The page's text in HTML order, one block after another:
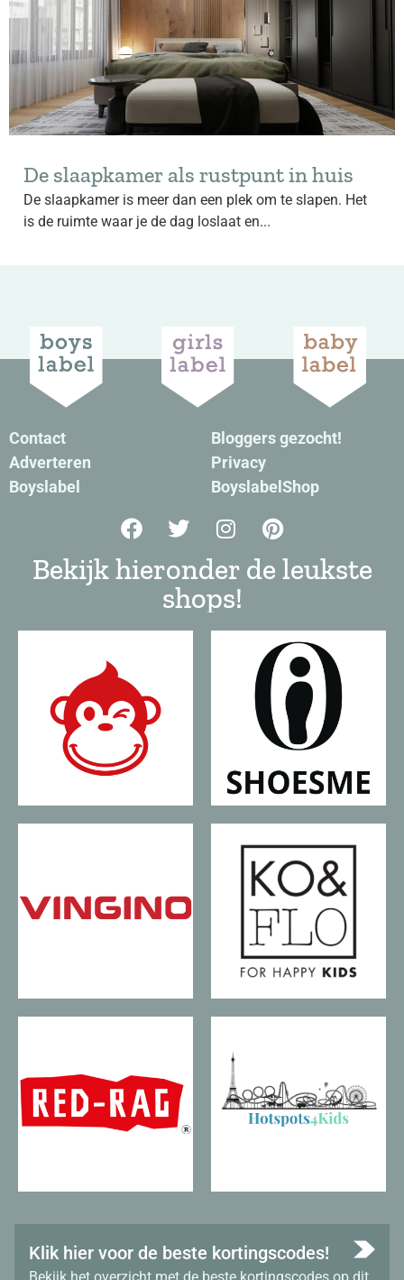
De slaapkamer als rustpunt in huis
De slaapkamer is meer dan een plek om te slapen. Het
is de ruimte waar je de dag loslaat en...
Contact
Adverteren
Boyslabel
Bloggers gezocht!
Privacy
BoyslabelShop
Bekijk hieronder de leukste
shops!
Klik hier voor de beste kortingscodes!